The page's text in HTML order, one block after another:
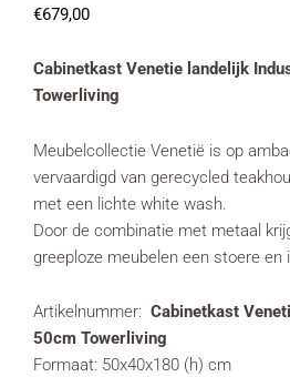
€679,00
Cabinetkast Venetie landelijk
Towerliving
Meubelcollectie Venetië is op
vervaardigd van gerecycled
met een lichte white wash.
Door de combinatie met metaal
greeploze meubelen een stoere en
Artikelnummer: Cabinetkast
50cm Towerliving
Formaat: 50x40x180 (h) cm